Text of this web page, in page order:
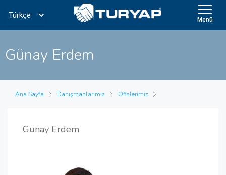
Menü
Günay Erdem
Ana Sayfa Danışmanlarımız Ofislerimiz
Günay Erdem